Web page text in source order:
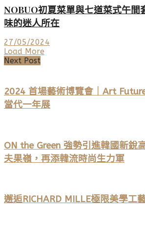
NOBUO初夏菜單與七道菜式午間
味的迷人所在
27/05/2024
Load More
Next Post
2024 首場藝術博覽會｜Art
當代一年展
ON the Green 強勢引進韓國新銳
夫果嶺，再添韓流時尚生力軍
邂逅RICHARD MILLE極限美學工